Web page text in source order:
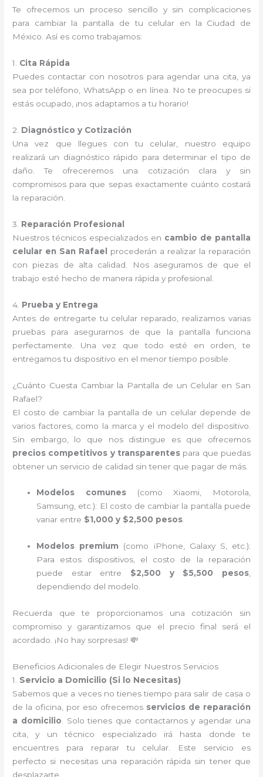
Te ofrecemos un proceso sencillo y sin complicaciones
para cambiar la pantalla de tu celular en la Ciudad de
México. Así es como trabajamos:
1. Cita Rápida
Puedes contactar con nosotros para agendar una cita, ya
sea por teléfono, WhatsApp o en línea. No te preocupes si
estás ocupado, ¡nos adaptamos a tu horario!
2. Diagnóstico y Cotización
Una vez que llegues con tu celular, nuestro equipo
realizará un diagnóstico rápido para determinar el tipo de
daño. Te ofreceremos una cotización clara y sin
compromisos para que sepas exactamente cuánto costará
la reparación.
3. Reparación Profesional
Nuestros técnicos especializados en cambio de pantalla
celular en San Rafael procederán a realizar la reparación
con piezas de alta calidad. Nos aseguramos de que el
trabajo esté hecho de manera rápida y profesional.
4. Prueba y Entrega
Antes de entregarte tu celular reparado, realizamos varias
pruebas para asegurarnos de que la pantalla funciona
perfectamente. Una vez que todo esté en orden, te
entregamos tu dispositivo en el menor tiempo posible.
¿Cuánto Cuesta Cambiar la Pantalla de un Celular en San
Rafael?
El costo de cambiar la pantalla de un celular depende de
varios factores, como la marca y el modelo del dispositivo.
Sin embargo, lo que nos distingue es que ofrecemos
precios competitivos y transparentes para que puedas
obtener un servicio de calidad sin tener que pagar de más.
Modelos comunes(como Xiaomi, Motorola,
Samsung, etc.): El costo de cambiar la pantalla puede
variar entre $1,000 y $2,500 pesos.
Modelos premium (como iPhone, Galaxy S, etc.):
Para estos dispositivos, el costo de la reparación
puede estar entre $2,500 y $5,500 pesos,
dependiendo del modelo.
Recuerda que te proporcionamos una cotización sin
compromiso y garantizamos que el precio final será el
acordado. ¡No hay sorpresas! 💸
Beneficios Adicionales de Elegir Nuestros Servicios
1. Servicio a Domicilio (Si lo Necesitas)
Sabemos que a veces no tienes tiempo para salir de casa o
de la oficina, por eso ofrecemos servicios de reparación
a domicilio . Solo tienes que contactarnos y agendar una
cita, y un técnico especializado irá hasta donde te
encuentres para reparar tu celular. Este servicio es
perfecto si necesitas una reparación rápida sin tener que
desplazarte.